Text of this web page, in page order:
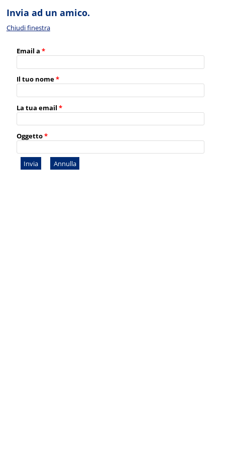
Invia ad un amico.
Chiudi finestra
Email a *
Il tuo nome*
La tua email *
Oggetto*
Invia Annulla